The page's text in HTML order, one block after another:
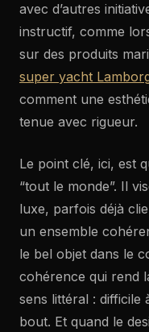
avec d’autres
instructif, comme
sur des produits
super yacht
comment une
tenue avec rigueur.
Le point clé, ici, est
“tout le monde”. Il
luxe, parfois déjà
un ensemble
le bel objet dans le
cohérence qui rend
sens littéral : difficile
bout. Et quand le